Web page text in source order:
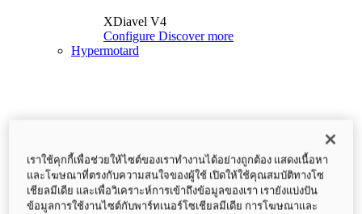
XDiavel V4
Configure Discover more
Hypermotard
เราใช้คุกกี้เพื่อช่วยให้ไซต์ของเราทำงานได้อย่างถูกต้อง แสดงเนื้อหา
และโฆษณาที่ตรงกับความสนใจของผู้ใช้ เปิดให้ใช้คุณสมบัติทางโซ
เชียลมีเดีย และเพื่อวิเคราะห์การเข้าถึงข้อมูลของเรา เรายังแบ่งปัน
ข้อมูลการใช้งานไซต์กับพาร์ทเนอร์โซเชียลมีเดีย การโฆษณาและ